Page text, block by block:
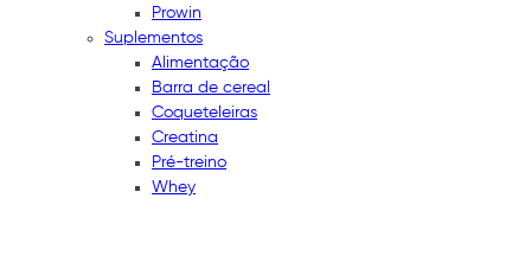
Prowin
Suplementos
Alimentação
Barra de cereal
Coqueteleiras
Creatina
Pré-treino
Whey